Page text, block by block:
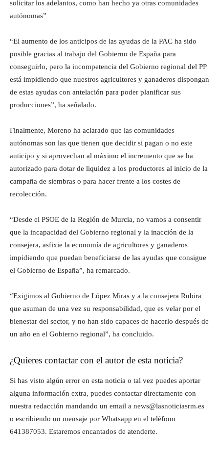
solicitar los adelantos, como han hecho ya otras comunidades
autónomas”
“El aumento de los anticipos de las ayudas de la PAC ha sido
posible gracias al trabajo del Gobierno de España para
conseguirlo, pero la incompetencia del Gobierno regional del PP
está impidiendo que nuestros agricultores y ganaderos dispongan
de estas ayudas con antelación para poder planificar sus
producciones”, ha señalado.
Finalmente, Moreno ha aclarado que las comunidades
autónomas son las que tienen que decidir si pagan o no este
anticipo y si aprovechan al máximo el incremento que se ha
autorizado para dotar de liquidez a los productores al inicio de la
campaña de siembras o para hacer frente a los costes de
recolección.
“Desde el PSOE de la Región de Murcia, no vamos a consentir
que la incapacidad del Gobierno regional y la inacción de la
consejera, asfixie la economía de agricultores y ganaderos
impidiendo que puedan beneficiarse de las ayudas que consigue
el Gobierno de España”, ha remarcado.
“Exigimos al Gobierno de López Miras y a la consejera Rubira
que asuman de una vez su responsabilidad, que es velar por el
bienestar del sector, y no han sido capaces de hacerlo después de
un año en el Gobierno regional”, ha concluido.
¿Quieres contactar con el autor de esta noticia?
Si has visto algún error en esta noticia o tal vez puedes aportar
alguna información extra, puedes contactar directamente con
nuestra redacción mandando un email a news@lasnoticiasrm.es
o escribiendo un mensaje por Whatsapp en el teléfono
641387053. Estaremos encantados de atenderte.